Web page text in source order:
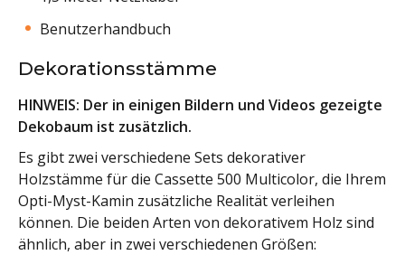
Benutzerhandbuch
Dekorationsstämme
HINWEIS: Der in einigen Bildern und Videos gezeigte
Dekobaum ist zusätzlich.
Es gibt zwei verschiedene Sets dekorativer
Holzstämme für die Cassette 500 Multicolor, die Ihrem
Opti-Myst-Kamin zusätzliche Realität verleihen
können. Die beiden Arten von dekorativem Holz sind
ähnlich, aber in zwei verschiedenen Größen: